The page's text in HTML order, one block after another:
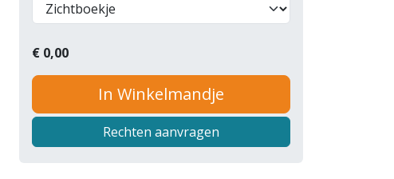
€ 0,00
In Winkelmandje
Rechten aanvragen